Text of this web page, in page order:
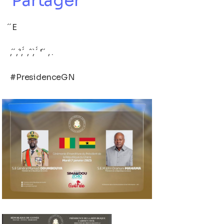
́ ́E
, ́ ́, ‘́, ́́ , ̂ , ̀ ́́ ‘ ́ ́ , .
#PresidenceGN